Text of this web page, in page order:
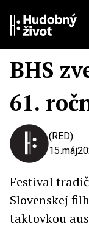
BHS
61.
(RED)
15.máj
Festival
Slovenskej
taktovkou